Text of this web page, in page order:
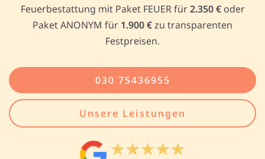
Feuerbestattung mit Paket FEUER für2.350 €oder
Paket ANONYM für 1.900 €zu transparenten
Festpreisen.
030 75436955
Unsere Leistungen